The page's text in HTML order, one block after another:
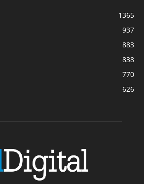
1365
937
883
838
770
626